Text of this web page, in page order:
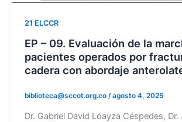
21 ELCCR
EP – 09. Evaluación de la
pacientes operados por
cadera con abordaje
biblioteca@sccot.org.co /agosto 4, 2025
Dr. Gabriel David Loayza Céspedes, Dr.